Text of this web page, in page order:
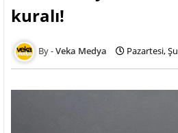
kuralı!
Veka Medya Pazartesi,